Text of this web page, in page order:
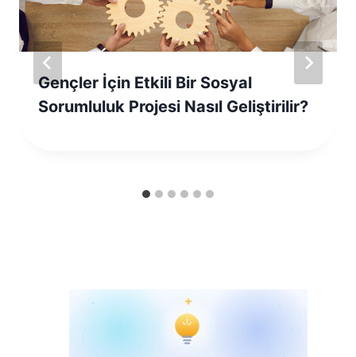
Gençler İçin Etkili Bir Sosyal
Sorumluluk Projesi Nasıl Geliştirilir?